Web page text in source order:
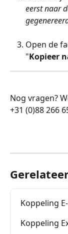
eerst naar
Open de
"Kopieer
Nog vragen?
+31 (0)88 266
Koppeling
Koppeling